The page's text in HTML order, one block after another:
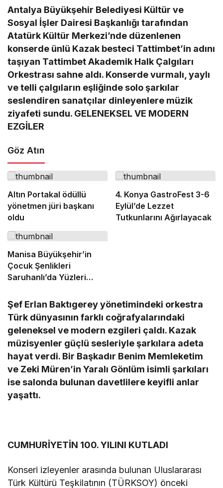
Antalya Büyükşehir Belediyesi Kültür ve
Sosyal İşler Dairesi Başkanlığı tarafından
Atatürk Kültür Merkezi’nde düzenlenen
konserde ünlü Kazak besteci Tattimbet’in adını
taşıyan Tattimbet Akademik Halk Çalgıları
Orkestrası sahne aldı. Konserde vurmalı, yaylı
ve telli çalgıların eşliğinde solo şarkılar
seslendiren sanatçılar dinleyenlere müzik
ziyafeti sundu. GELENEKSEL VE MODERN
EZGİLER
Göz Atın
Altın Portakal ödüllü
yönetmen jüri başkanı
oldu
4. Konya GastroFest 3-6
Eylül’de Lezzet
Tutkunlarını Ağırlayacak
Manisa Büyükşehir’in
Çocuk Şenlikleri
Saruhanlı’da Yüzleri
Şef Erlan Baktıgerey yönetimindeki orkestra
Türk dünyasının farklı coğrafyalarındaki
geleneksel ve modern ezgileri çaldı. Kazak
müzisyenler güçlü sesleriyle şarkılara adeta
hayat verdi. Bir Başkadır Benim Memleketim
ve Zeki Müren’in Yaralı Gönlüm isimli şarkıları
ise salonda bulunan davetlilere keyifli anlar
yaşattı.
CUMHURİYETİN 100. YILINI KUTLADI
Konseri izleyenler arasında bulunan Uluslararası
Türk Kültürü Teşkilatının (TÜRKSOY) önceki